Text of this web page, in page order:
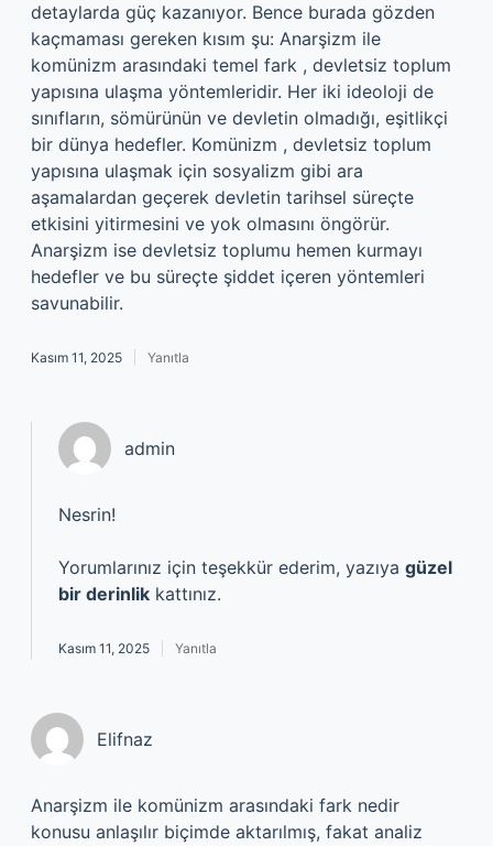
detaylarda güç kazanıyor. Bence burada gözden
kaçmaması gereken kısım şu: Anarşizm ile
komünizm arasındaki temel fark , devletsiz toplum
yapısına ulaşma yöntemleridir. Her iki ideoloji de
sınıfların, sömürünün ve devletin olmadığı, eşitlikçi
bir dünya hedefler. Komünizm , devletsiz toplum
yapısına ulaşmak için sosyalizm gibi ara
aşamalardan geçerek devletin tarihsel süreçte
etkisini yitirmesini ve yok olmasını öngörür.
Anarşizm ise devletsiz toplumu hemen kurmayı
hedefler ve bu süreçte şiddet içeren yöntemleri
savunabilir.
Kasım 11, 2025 Yanıtla
admin
Nesrin!
Yorumlarınız için teşekkür ederim, yazıya güzel
bir derinlik kattınız.
Kasım 11, 2025 Yanıtla
Elifnaz
Anarşizm ile komünizm arasındaki fark nedir
konusu anlaşılır biçimde aktarılmış, fakat analiz